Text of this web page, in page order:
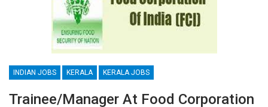
INDIAN JOBS KERALA KERALA JOBS
Trainee/Manager At Food Corporation